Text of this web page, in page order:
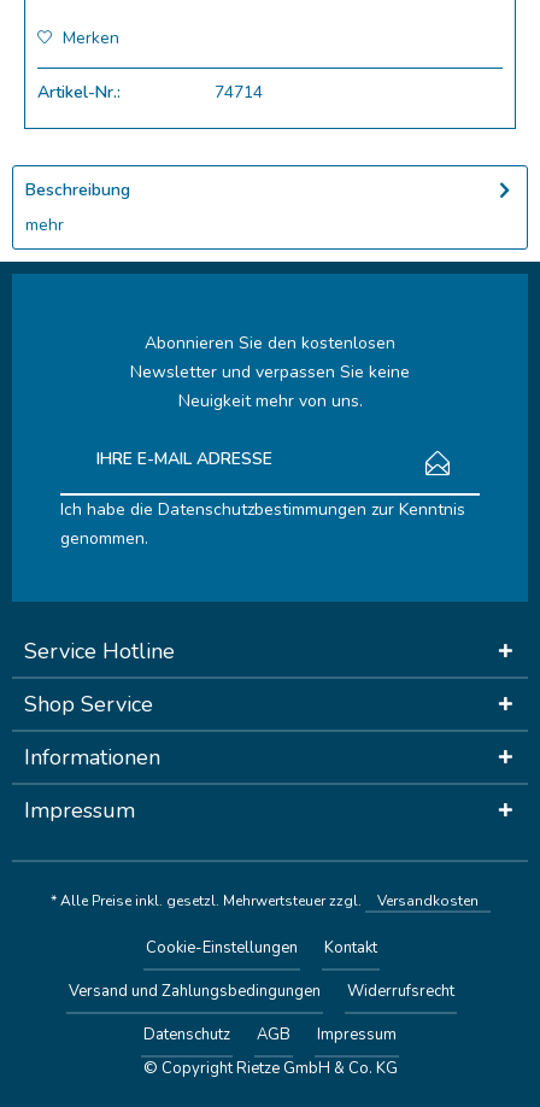
Merken
Artikel-Nr.: 74714
Beschreibung
mehr
Abonnieren Sie den kostenlosen
Newsletter und verpassen Sie keine
Neuigkeit mehr von uns.
Ich habe die Datenschutzbestimmungen zur Kenntnis
genommen.
Service Hotline
Shop Service
Informationen
Impressum
* Alle Preise inkl. gesetzl. Mehrwertsteuer zzgl. Versandkosten
Cookie-Einstellungen
Kontakt
Versand und Zahlungsbedingungen
Widerrufsrecht
Datenschutz
AGB
Impressum
© Copyright Rietze GmbH & Co. KG